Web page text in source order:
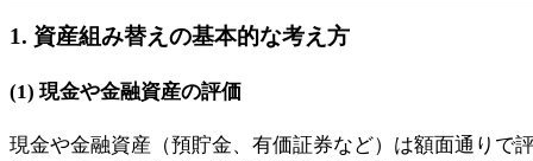
1. 資産組み替えの基本的な考え方
(1) 現金や金融資産の評価
現金や金融資産（預貯金、有価証券など）は額面通りで